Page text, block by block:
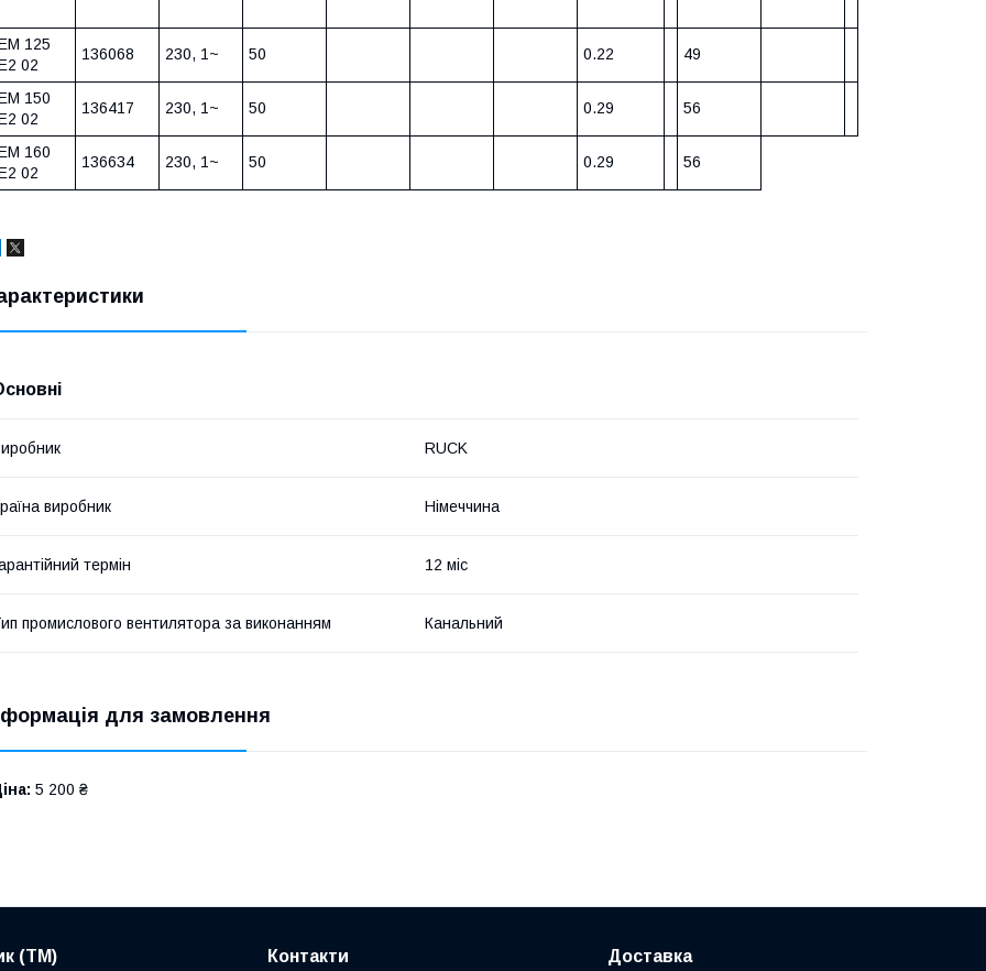
125
02
136068 230, 1~ 50 0.22 49
150
02
136417 230, 1~ 50 0.29 56
160
02
136634 230, 1~ 50 0.29 56
RUCK
виробник Німеччина
термін 12 міс
промислового вентилятора за виконанням Канальний
для замовлення
5 200 ₴
(ТМ) Контакти Доставка